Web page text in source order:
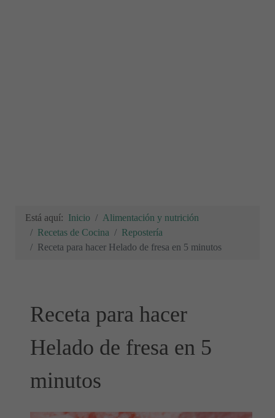
Está aquí: Inicio
Alimentación y nutrición
Recetas de Cocina
Repostería
Receta para hacer Helado de fresa en 5 minutos
Receta para hacer
Helado de fresa en 5
minutos